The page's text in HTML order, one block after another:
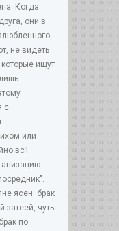
Когда
они в
не видеть
ищут
с
или
вс1
ясен: брак
затеей, чуть
по